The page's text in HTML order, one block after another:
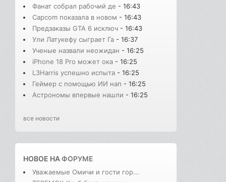
Фанат собрал рабочий де - 16:43
Capcom показала в новом - 16:43
Предзаказы GTA 6 исключ - 16:43
Ули Латукефу сыграет Га - 16:37
Ученые назвали неожидан - 16:25
iPhone 18 Pro может ока - 16:25
L3Harris успешно испыта - 16:25
Геймер с помощью ИИ нап - 16:25
Астрономы впервые нашли - 16:25
все новости
НОВОЕ НАФОРУМЕ
Уважаемые Омичи и гости гор...